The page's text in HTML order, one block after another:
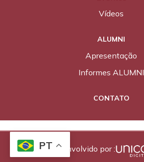
PT
Vídeos
ALUMNI
Apresentação
Informes ALUMNI
CONTATO
Desenvolvido por :